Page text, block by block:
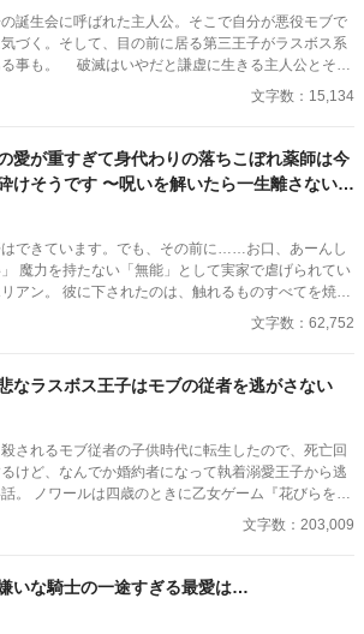
誕生会に呼ばれた主人公。そこで自分が悪役モブで
づく。そして、目の前に居る第三王子がラスボス系
る事も。 破滅はいやだと謙虚に生きる主人公とそん
執着する第三王子の十年間。 ※ムーンライトノベル
ています。
文字数：15,134
愛が重すぎて身代わりの落ちこぼれ薬師は今
けそうです 〜呪いを解いたら一生離さないと
した〜
はできています。でも、その前に……お口、あーんし
魔力を持たない「無能」として実家で虐げられてい
アン。 彼に下されたのは、触れるものすべてを焼き
竜帝」ヴァレリウスへの、身代わりの婚姻だった。
文字数：62,752
なラスボス王子はモブの従者を逃がさない
されるモブ従者の子供時代に転生したので、死亡回
けど、なんでか婚約者になって執着溺愛王子から逃
。 ノワールは四歳のときに乙女ゲーム『花びらを恋
しめて』の世界に転生したと気づいた。自分の役ど
慈悲なラスボス王子ネロディアスの従者。従者にな
者ではない。 死亡回避のためネロディアスにみつか
ていたが、なぜかうまくいかないし、その上婚約す
？？ 十八歳で死にたくないので、婚約
文字数：203,009
いな騎士の一途すぎる最愛は…